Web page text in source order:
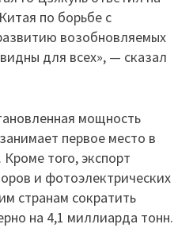
по борьбе с
возобновляемых
для всех», — сказал
мощность
первое место в
того, экспорт
и фотоэлектрических
странам сократить
на 4,1 миллиарда тонн.